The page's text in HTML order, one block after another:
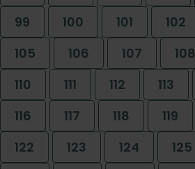
99
100 101 102
105
106 107 108
110
111 112 113
116
117 118 119
122
123 124 125